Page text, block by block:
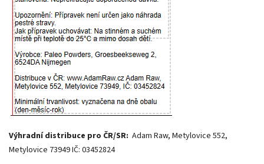
Výhradní distribuce pro ČR/SR: Adam Raw, Metylovice 552,
Metylovice 73949 IČ: 03452824